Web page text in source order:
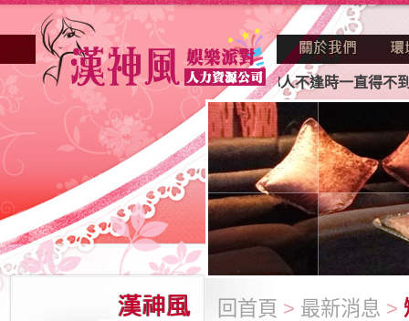
不景氣的年代找不到工作？也許妳人不逢時一直得不到老闆
回首頁 > 最新消息 >